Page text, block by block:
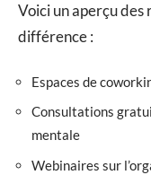
Voici un aperçu des
différence :
Espaces de
Consultations
mentale
Webinaires sur